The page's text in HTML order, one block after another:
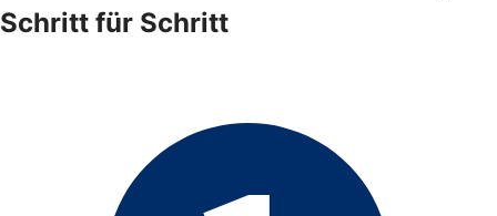
Schritt für Schritt